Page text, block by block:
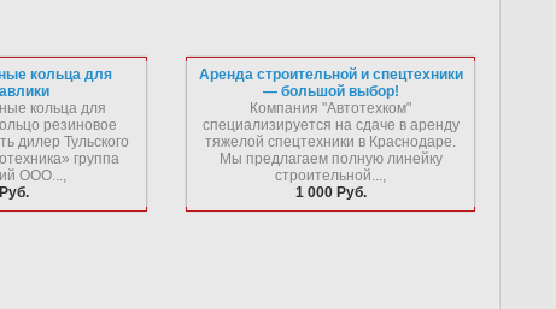
кольца для
кольца для
резиновое
дилер Тульского
группа
ООО...,
Аренда строительной и спецтехники
— большой выбор!
Компания "Автотехком"
специализируется на сдаче в аренду
тяжелой спецтехники в Краснодаре.
Мы предлагаем полную линейку
строительной...,
1 000 Руб.